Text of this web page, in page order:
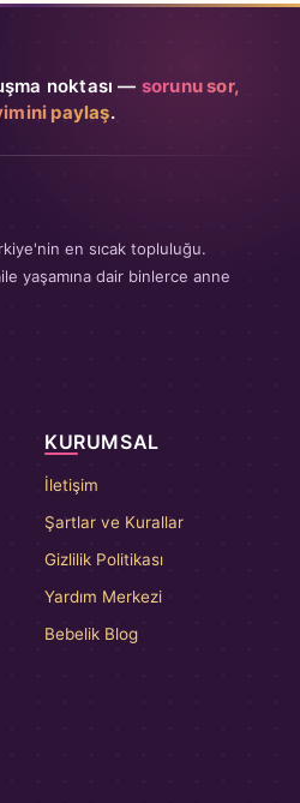
noktası — sorunu sor,
paylaş.
en sıcak topluluğu.
yaşamına dair binlerce anne
KURUMSAL
İletişim
Şartlar ve Kurallar
Gizlilik Politikası
Yardım Merkezi
Bebelik Blog